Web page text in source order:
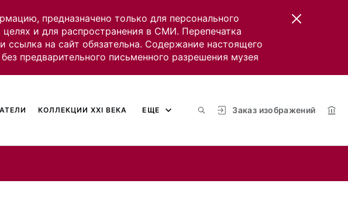
предназначено только для персонального
и для распространения в СМИ. Перепечатка
на сайт обязательна. Содержание настоящего
предварительного письменного разрешения музея
Заказ изображений
КОЛЛЕКЦИИ XXI ВЕКА ЕЩЕ